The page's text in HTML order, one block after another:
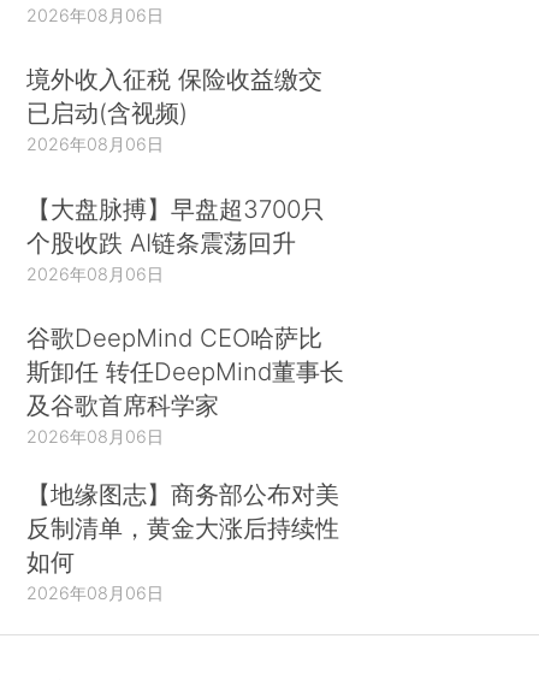
2026年08月06日
境外收入征税 保险收益缴交
已启动(含视频)
2026年08月06日
【大盘脉搏】早盘超3700只
个股收跌 AI链条震荡回升
2026年08月06日
谷歌DeepMind CEO哈萨比
斯卸任 转任DeepMind董事长
及谷歌首席科学家
2026年08月06日
【地缘图志】商务部公布对美
反制清单，黄金大涨后持续性
如何
2026年08月06日